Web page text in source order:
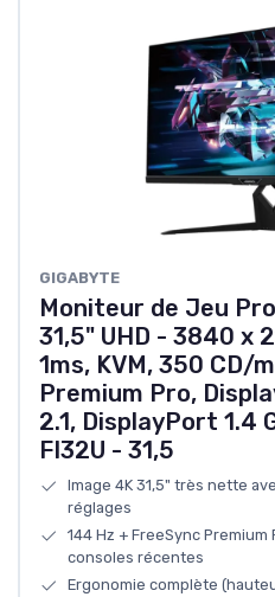
GIGABYTE
Moniteur de Jeu Pro
31,5" UHD - 3840 x
1ms, KVM, 350 CD/
Premium Pro,
2.1, DisplayPort 1.4
FI32U - 31,5
Image 4K 31,5" très nette
réglages
144 Hz + FreeSync Premium
consoles récentes
Ergonomie complète